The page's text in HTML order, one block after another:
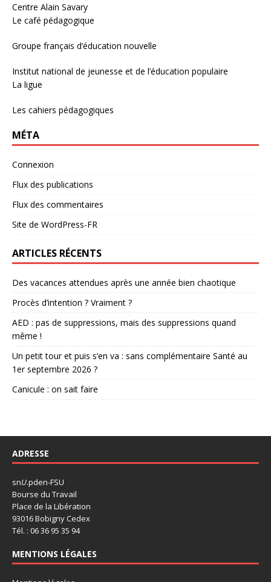
Centre Alain Savary
Le café pédagogique
Groupe français d’éducation nouvelle
Institut national de jeunesse et de l’éducation populaire
La ligue
Les cahiers pédagogiques
MÉTA
Connexion
Flux des publications
Flux des commentaires
Site de WordPress-FR
ARTICLES RÉCENTS
Des vacances attendues après une année bien chaotique
Procès d’intention ? Vraiment ?
AED : pas de suppressions, mais des suppressions quand
même !
Un petit tour et puis s’en va : sans complémentaire Santé au
1er septembre 2026 ?
Canicule : on sait faire
ADRESSE
snU.pden-FSU
Bourse du Travail
Place de la Libération
93016 Bobigny Cedex
Tél. : 06 36 95 35 94
MENTIONS LÉGALES